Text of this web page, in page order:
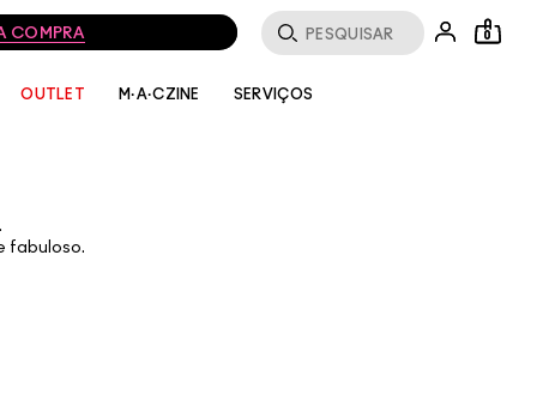
COMPRA 0
OUTLET M·A·CZINE SERVIÇOS
fabuloso.